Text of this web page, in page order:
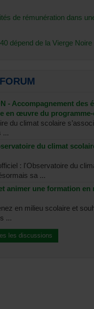
de rémunération dans
dépend de la Vierge Noire
- Accompagnement des
en œuvre du
du climat scolaire
...
du climat
: l'Observatoire du
sa ...
animer une formation en
en milieu scolaire et
...
les discussions